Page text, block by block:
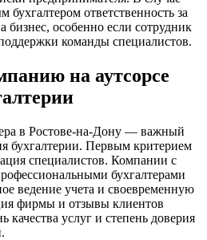
бухгалтером ответственность за
особенно если сотрудник
команды специалистов.
на аутсорсе
в Ростове-на-Дону — важный
бухгалтерии. Первым критерием
специалистов. Компании с
бухгалтерами
ведение учета и своевременную
фирмы и отзывы клиентов
качества услуг и степень доверия